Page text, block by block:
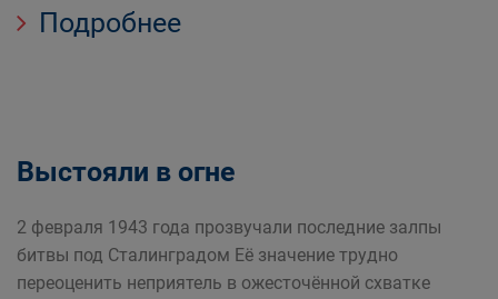
Подробнее
Выстояли в огне
2 февраля 1943 года прозвучали последние залпы
битвы под Сталинградом Её значение трудно
переоценить неприятель в ожесточённой схватке